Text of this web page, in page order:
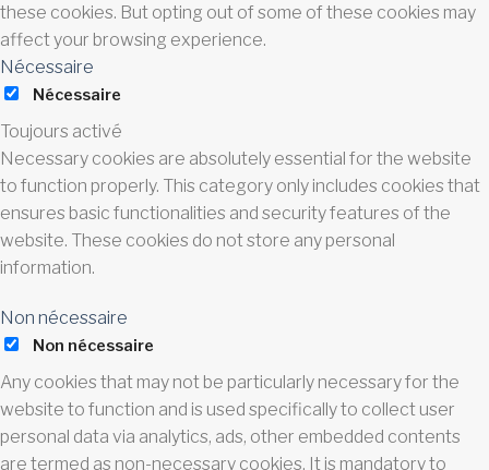
these cookies. But opting out of some of these cookies may
affect your browsing experience.
Nécessaire
Nécessaire
Toujours activé
Necessary cookies are absolutely essential for the website
to function properly. This category only includes cookies that
ensures basic functionalities and security features of the
website. These cookies do not store any personal
information.
Non nécessaire
Non nécessaire
Any cookies that may not be particularly necessary for the
website to function and is used specifically to collect user
personal data via analytics, ads, other embedded contents
are termed as non-necessary cookies. It is mandatory to